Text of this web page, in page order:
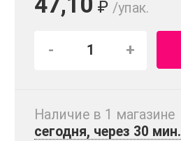
₽ /упак.
- +
Наличие в 1 магазинe
сегодня, через 30 мин.